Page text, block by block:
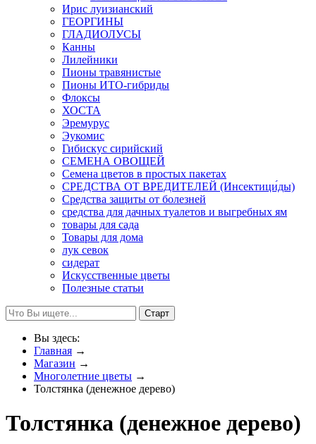
Ирис луизианский
ГЕОРГИНЫ
ГЛАДИОЛУСЫ
Канны
Лилейники
Пионы травянистые
Пионы ИТО-гибриды
Флоксы
ХОСТА
Эремурус
Эукомис
Гибискус сирийский
СЕМЕНА ОВОЩЕЙ
Семена цветов в простых пакетах
СРЕДСТВА ОТ ВРЕДИТЕЛЕЙ (Инсектици́ды)
Средства защиты от болезней
средства для дачных туалетов и выгребных ям
товары для сада
Товары для дома
лук севок
сидерат
Искусственные цветы
Полезные статьи
Вы здесь:
Главная →
Магазин →
Многолетние цветы →
Толстянка (денежное дерево)
Толстянка (денежное дерево)